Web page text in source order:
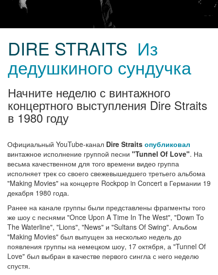
DIRE STRAITS Из
дедушкиного сундучка
Начните неделю с винтажного
концертного выступления Dire Straits
в 1980 году
Официальный YouTube-канал Dire Straits опубликовал
винтажное исполнение группой песни "Tunnel Of Love". На
весьма качественном для того времени видео группа
исполняет трек со своего свежевышедшего третьего альбома
"Making Movies" на концерте Rockpop in Concert в Германии 19
декабря 1980 года.
Ранее на канале группы были представлены фрагменты того
же шоу с песнями "Once Upon A Time In The West", "Down To
The Waterline", "Lions", "News" и "Sultans Of Swing". Альбом
"Making Movies" был выпущен за несколько недель до
появления группы на немецком шоу, 17 октября, а "Tunnel Of
Love" был выбран в качестве первого сингла с него неделю
спустя.